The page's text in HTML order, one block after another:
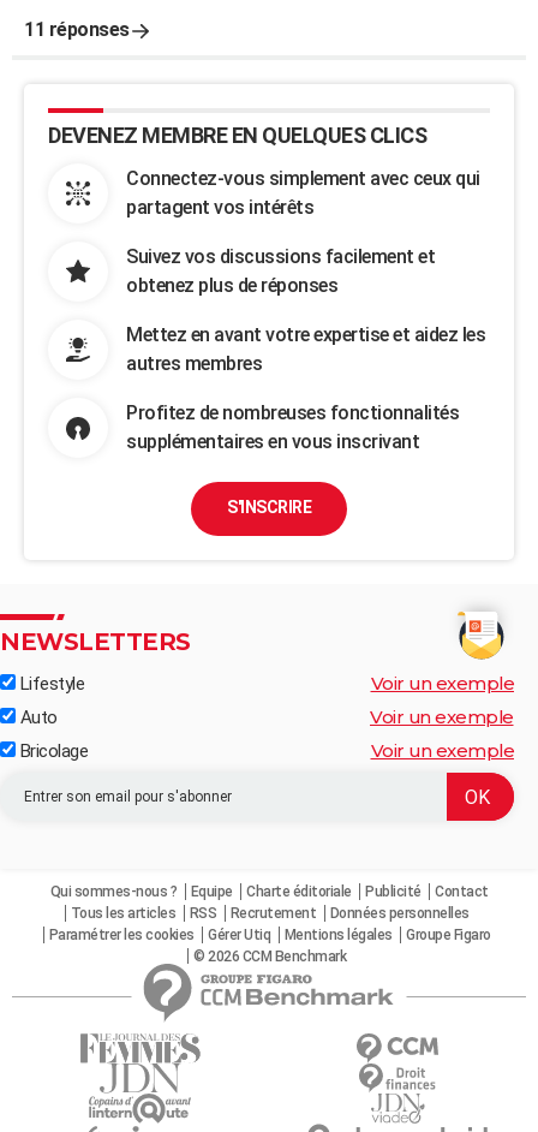
11 réponses
DEVENEZ MEMBRE EN QUELQUES CLICS
Connectez-vous simplement avec ceux qui
partagent vos intérêts
Suivez vos discussions facilement et
obtenez plus de réponses
Mettez en avant votre expertise et aidez les
autres membres
Profitez de nombreuses fonctionnalités
supplémentaires en vous inscrivant
S'INSCRIRE
NEWSLETTERS
Lifestyle Voir un exemple
Auto Voir un exemple
Bricolage Voir un exemple
Qui sommes-nous ? Equipe Charte éditoriale Publicité
Contact
Tous les articles
RSS Recrutement
Données personnelles
Paramétrer les cookies
Gérer Utiq Mentions légales
Groupe Figaro
© 2026 CCM Benchmark